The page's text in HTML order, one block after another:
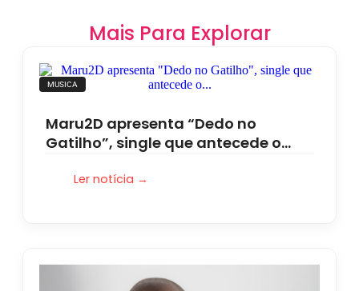
Mais Para Explorar
MUSICA
Maru2D apresenta “Dedo no
Gatilho”, single que antecede o…
Ler notícia →